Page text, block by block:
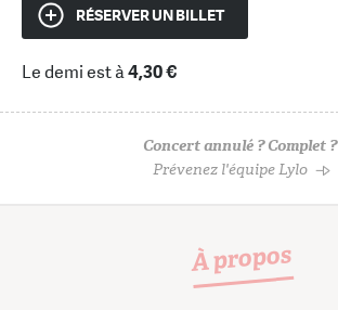
RÉSERVER UN BILLET
Le demi est à4,30 €
Concert annulé ? Complet ?
Prévenez l'équipe Lylo
À propos